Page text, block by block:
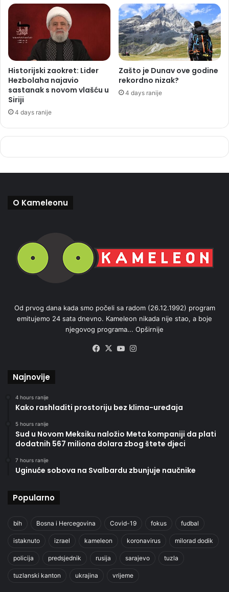
Historijski zaokret: Lider
Hezbolaha najavio
sastanak s novom vlašću u
Siriji
4 days ranije
Zašto je Dunav ove godine
rekordno nizak?
4 days ranije
O Kameleonu
Od prvog dana kada smo počeli sa radom (26.12.1992) program
emitujemo 24 sata dnevno. Kameleon nikada nije stao, a boje
njegovog programa... Opširnije
Facebook
X YouTube
Najnovije
4 hours ranije
Kako rashladiti prostoriju bez klima-uređaja
5 hours ranije
Sud u Novom Meksiku naložio Meta kompaniji da plati
dodatnih 567 miliona dolara zbog štete djeci
7 hours ranije
Uginuće sobova na Svalbardu zbunjuje naučnike
Popularno
bih Bosna i Hercegovina Covid-19 fokus fudbal
istaknuto izrael kameleon koronavirus milorad dodik
policija predsjednik rusija sarajevo tuzla
tuzlanski kanton ukrajina vrijeme